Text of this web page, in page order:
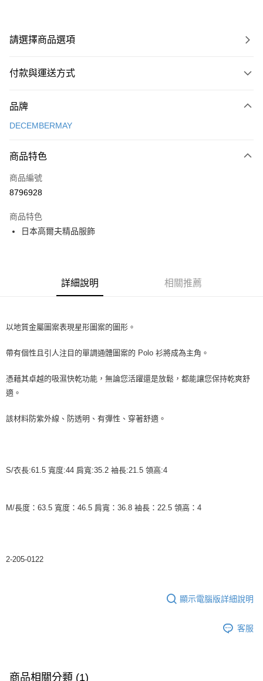
請選擇商品選項
付款與運送方式
信用卡一次付款
LINE Pay
全盈+PAY
全家取貨付款
每筆NT$60
宅配
每筆NT$60
品牌
DECEMBERMAY
商品特色
商品編號
8796928
商品特色
日本高爾夫精品服飾
詳細說明 相關推薦
以地質金屬圖案表現星形圖案的圖形。
帶有個性且引人注目的單調通體圖案的 Polo 衫將成為主角。
憑藉其卓越的吸濕快乾功能，無論您活躍還是放鬆，都能讓您保持乾爽舒
適。
該材料防紫外線、防透明、有彈性、穿著舒適。
S/衣長:61.5 寬度:44 肩寬:35.2 袖長:21.5 領高:4
M/長度：63.5 寬度：46.5 肩寬：36.8 袖長：22.5 領高：4
2-205-0122
顯示電腦版詳細說明
客服
商品相關分類 (1)